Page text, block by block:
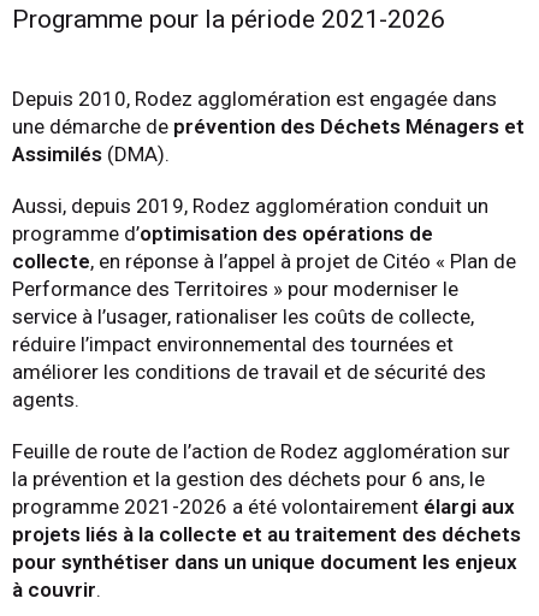
Programme pour la période 2021-2026
Depuis 2010, Rodez agglomération est engagée dans
une démarche de prévention des Déchets Ménagers et
Assimilés (DMA).
Aussi, depuis 2019, Rodez agglomération conduit un
programme d’optimisation des opérations de
collecte, en réponse à l’appel à projet de Citéo « Plan de
Performance des Territoires » pour moderniser le
service à l’usager, rationaliser les coûts de collecte,
réduire l’impact environnemental des tournées et
améliorer les conditions de travail et de sécurité des
agents.
Feuille de route de l’action de Rodez agglomération sur
la prévention et la gestion des déchets pour 6 ans, le
programme 2021-2026 a été volontairement élargi aux
projets liés à la collecte et au traitement des déchets
pour synthétiser dans un unique document les enjeux
à couvrir.